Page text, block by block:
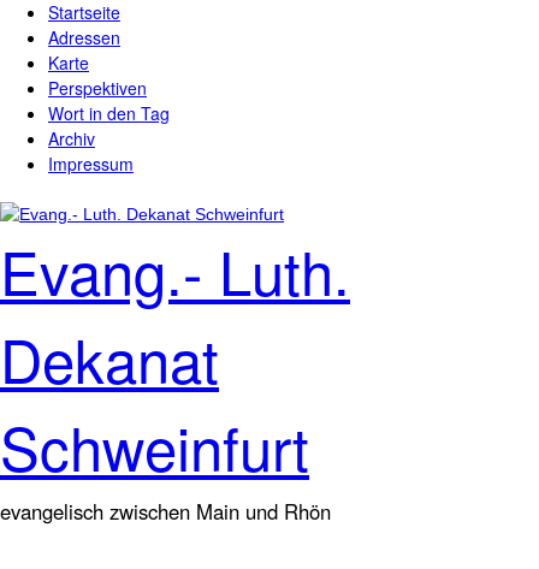
Direkt zum Inhalt
Hauptmenü
Startseite
Adressen
Karte
Perspektiven
Wort in den Tag
Archiv
Impressum
Evang.- Luth.
Dekanat
Schweinfurt
evangelisch zwischen Main und Rhön